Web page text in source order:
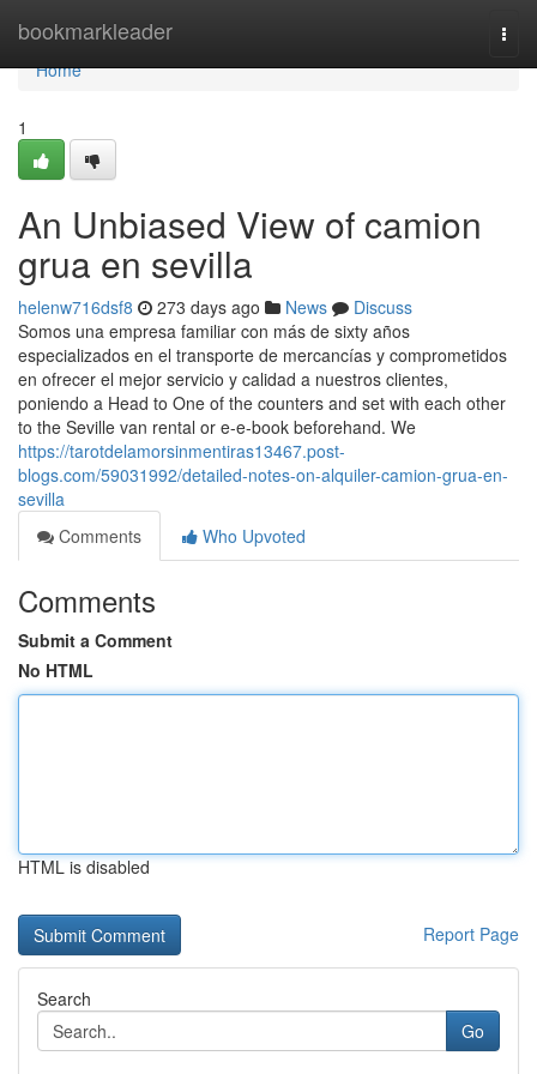
bookmarkleader
Home
Home
1
An Unbiased View of camion
grua en sevilla
helenw716dsf8 273 days ago News
Discuss
Somos una empresa familiar con más de sixty años
especializados en el transporte de mercancías y comprometidos
en ofrecer el mejor servicio y calidad a nuestros clientes,
poniendo a Head to One of the counters and set with each other
to the Seville van rental or e-e-book beforehand. We
https://tarotdelamorsinmentiras13467.post-
blogs.com/59031992/detailed-notes-on-alquiler-camion-grua-en-
sevilla
Comments
Who Upvoted
Comments
Submit a Comment
No HTML
HTML is disabled
Report Page
Search
Go